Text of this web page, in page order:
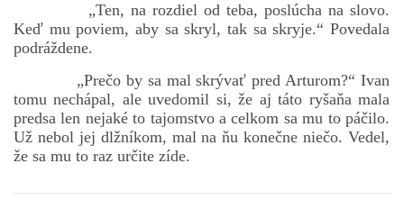
„Ten, na rozdiel od teba, poslúcha na slovo.
Keď mu poviem, aby sa skryl, tak sa skryje.“ Povedala
podráždene.
„Prečo by sa mal skrývať pred Arturom?“ Ivan
tomu nechápal, ale uvedomil si, že aj táto ryšaňa mala
predsa len nejaké to tajomstvo a celkom sa mu to páčilo.
Už nebol jej dlžníkom, mal na ňu konečne niečo. Vedel,
že sa mu to raz určite zíde.